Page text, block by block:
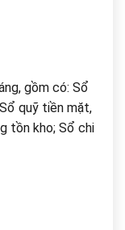
gồm có: Sổ
quỹ tiền mặt,
tồn kho; Sổ chi